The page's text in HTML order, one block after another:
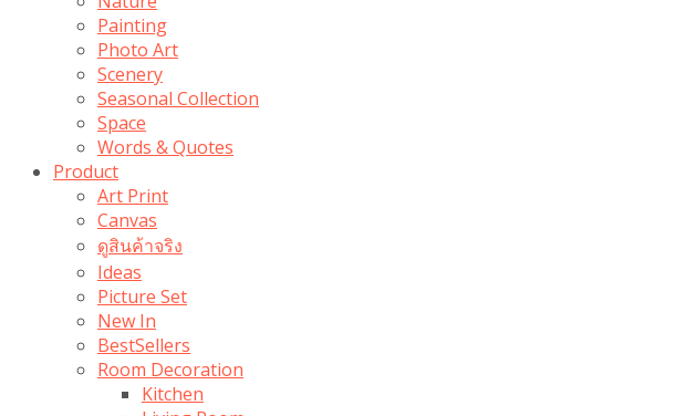
Painting
Photo Art
Scenery
Seasonal Collection
Space
Words & Quotes
Product
Art Print
Canvas
ดูสินค้าจริง
Ideas
Picture Set
New In
BestSellers
Room Decoration
Kitchen